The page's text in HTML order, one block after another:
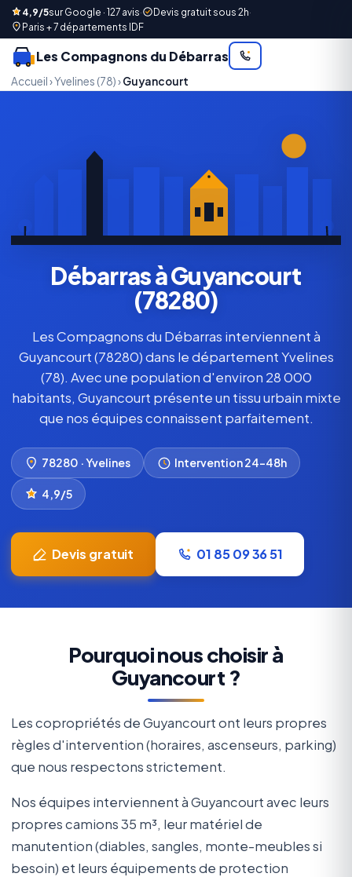
4,9/5sur Google · 127 avis· Devis gratuit sous 2h·
Paris + 7 départements IDF
Les Compagnons du Débarras
Accueil›Yvelines (78)› Guyancourt
Débarras à Guyancourt
(78280)
Les Compagnons du Débarras interviennent à
Guyancourt (78280) dans le département Yvelines
(78). Avec une population d'environ 28 000
habitants, Guyancourt présente un tissu urbain mixte
que nos équipes connaissent parfaitement.
78280 · Yvelines Intervention 24–48h
4,9/5
Devis gratuit 01 85 09 36 51
Pourquoi nous choisir à
Guyancourt ?
Les copropriétés de Guyancourt ont leurs propres
règles d'intervention (horaires, ascenseurs, parking)
que nous respectons strictement.
Nos équipes interviennent à Guyancourt avec leurs
propres camions 35 m³, leur matériel de
manutention (diables, sangles, monte-meubles si
besoin) et leurs équipements de protection